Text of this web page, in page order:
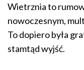
Wietrznia to
nowoczesnym,
To dopiero była
stamtąd wyjść.